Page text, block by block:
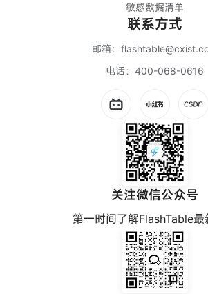
敏感数据清单
联系方式
邮箱：
电话： 400-068-0616
关注微信公众号
第一时间了解FlashTable最